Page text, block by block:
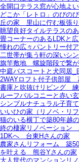
全開口テラス窓が心地よ
どこか「レトロ」のびの
丘の家＿里山に佇む板張
眺望良好タイルテラスの
畳コーナーのあるLDKと
憧れの広々パントリー付
二世帯が集う軒の深いシ
旗竿敷地＿螺旋階段で繋
中庭バスコートと犬同居_
2WAYロフト付子供部屋
書庫と吹抜けリビング
ルーフバルコニーと赤い
シンプルナチュラル子育
いいひの家（リノベ・リフ
猫のいる横丁で築80年越
終の棲家リノベーション
1DKへ＿台東Hさんの家
農家さんリフォーム＿築
を叶える＿熊谷Yさんの家
大人世代のマンションリ